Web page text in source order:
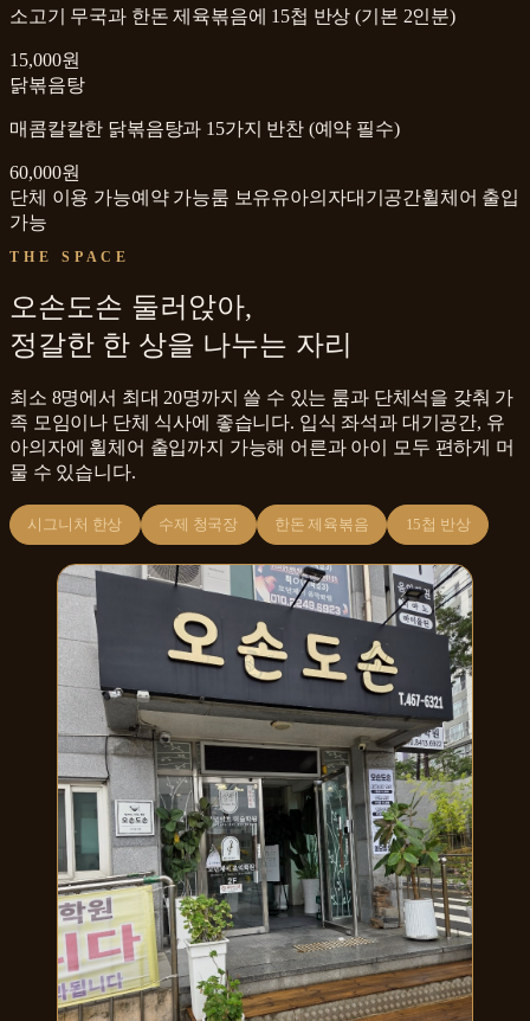
소고기 무국과 한돈 제육볶음에 15첩 반상 (기본 2인분)
15,000원
닭볶음탕
매콤칼칼한 닭볶음탕과 15가지 반찬 (예약 필수)
60,000원
단체 이용 가능예약 가능룸 보유유아의자대기공간휠체어 출입
가능
THE SPACE
오손도손 둘러앉아,
정갈한 한 상을 나누는 자리
최소 8명에서 최대 20명까지 쓸 수 있는 룸과 단체석을 갖춰 가
족 모임이나 단체 식사에 좋습니다. 입식 좌석과 대기공간, 유
아의자에 휠체어 출입까지 가능해 어른과 아이 모두 편하게 머
물 수 있습니다.
시그니처 한상 수제 청국장 한돈 제육볶음 15첩 반상